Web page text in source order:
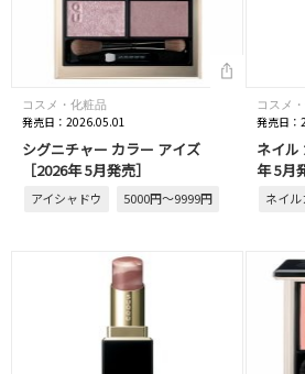
コスメ・化粧品
発売日：2026.05.01
シグニチャー カラー アイズ
［2026年 5月発売］
アイシャドウ 5000円～9999円
コスメ
発売日
ネイル
年 5月
ネイル